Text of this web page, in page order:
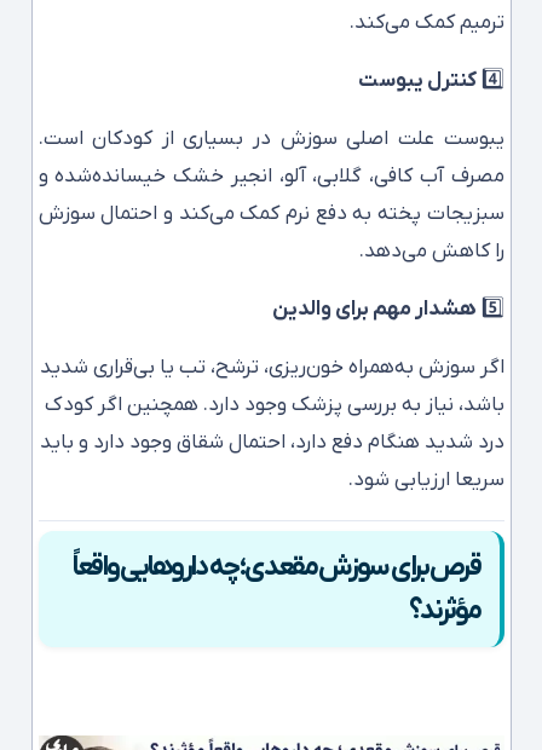
ترمیم کمک می‌کند.
4️⃣ کنترل یبوست
یبوست علت اصلی سوزش در بسیاری از کودکان است.
مصرف آب کافی، گلابی، آلو، انجیر خشک خیسانده‌شده و
سبزیجات پخته به دفع نرم کمک می‌کند و احتمال سوزش
را کاهش می‌دهد.
5️⃣ هشدار مهم برای والدین
اگر سوزش به‌همراه خون‌ریزی، ترشح، تب یا بی‌قراری شدید
باشد، نیاز به بررسی پزشک وجود دارد. همچنین اگر کودک
درد شدید هنگام دفع دارد، احتمال شقاق وجود دارد و باید
سریعا ارزیابی شود.
قرص برای سوزش مقعدی؛ چه داروهایی واقعاً
مؤثرند؟